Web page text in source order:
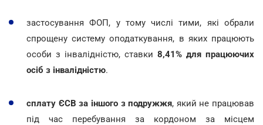
застосування ФОП, у тому числі тими, які обрали
спрощену систему оподаткування, в яких працюють
особи з інвалідністю, ставки 8,41% для працюючих
осіб з інвалідністю.
сплату ЄСВ за іншого з подружжя, який не працював
під час перебування за кордоном за місцем